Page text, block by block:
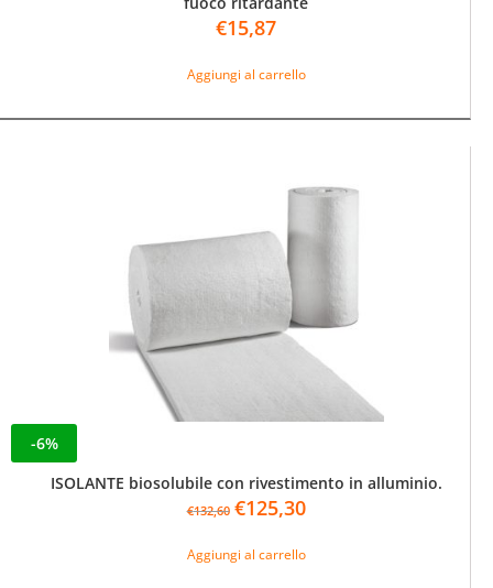
€15,87
Aggiungi al carrello
-6%
ISOLANTE biosolubile con rivestimento in alluminio.
€132,60 Il
originale
€125,30Il
attuale
Aggiungi al carrello